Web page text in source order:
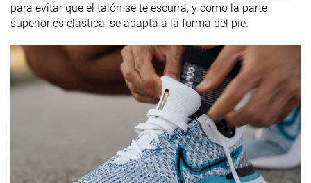
para evitar que el talón se te escurra, y como la parte
superior es elástica, se adapta a la forma del pie.